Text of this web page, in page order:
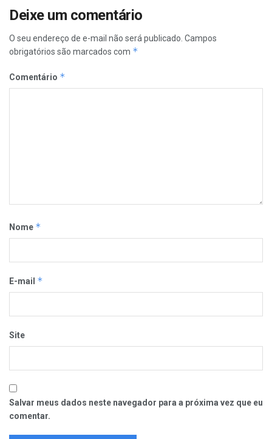
Deixe um comentário
O seu endereço de e-mail não será publicado. Campos
obrigatórios são marcados com *
Comentário *
Nome *
E-mail *
Site
Salvar meus dados neste navegador para a próxima vez que eu
comentar.